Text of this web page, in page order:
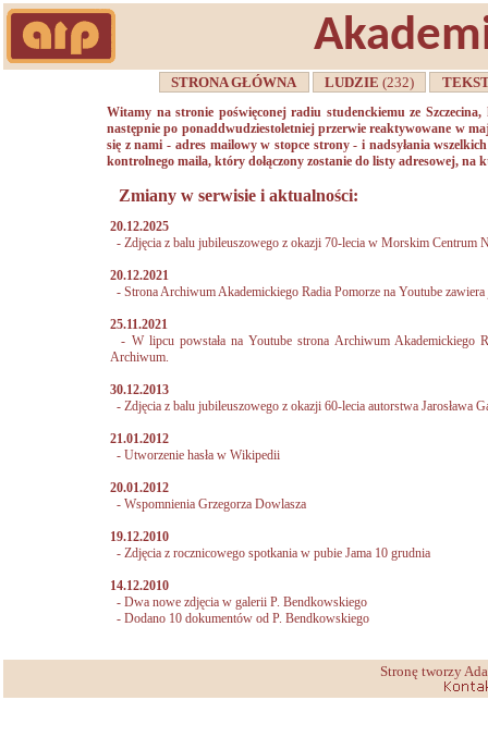
STRONA GŁÓWNA LUDZIE(232)
Witamy na stronie poświęconej radiu studenckiemu ze
następnie po ponaddwudziestoletniej przerwie reaktywowane w
się z nami - adres mailowy w stopce strony - i nadsyłania
kontrolnego maila, który dołączony zostanie do listy adresowej, na
Zmiany w serwisie i aktualności:
20.12.2025
- Zdjęcia z balu jubileuszowego z okazji 70-lecia w Morskim Centrum
20.12.2021
- Strona Archiwum Akademickiego Radia Pomorze na Youtube zawiera
25.11.2021
- W lipcu powstała na Youtube strona Archiwum Akademickiego
Archiwum.
30.12.2013
- Zdjęcia z balu jubileuszowego z okazji 60-lecia autorstwa Jarosława
21.01.2012
- Utworzenie hasła w Wikipedii
20.01.2012
- Wspomnienia Grzegorza Dowlasza
19.12.2010
- Zdjęcia z rocznicowego spotkania w pubie Jama 10 grudnia
14.12.2010
- Dwa nowe zdjęcia w galerii P. Bendkowskiego
- Dodano 10 dokumentów od P. Bendkowskiego
Stronę tworzy